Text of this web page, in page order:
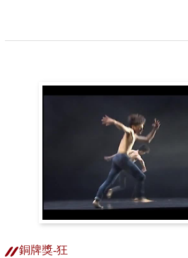
銅牌獎-狂